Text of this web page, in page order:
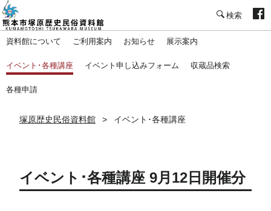
資料館について ご利用案内 お知らせ 展示案内
イベント･各種講座 イベント申し込みフォーム 収蔵品検索
各種申請
塚原歴史民俗資料館 イベント･各種講座
イベント･各種講座 9月12日開催分